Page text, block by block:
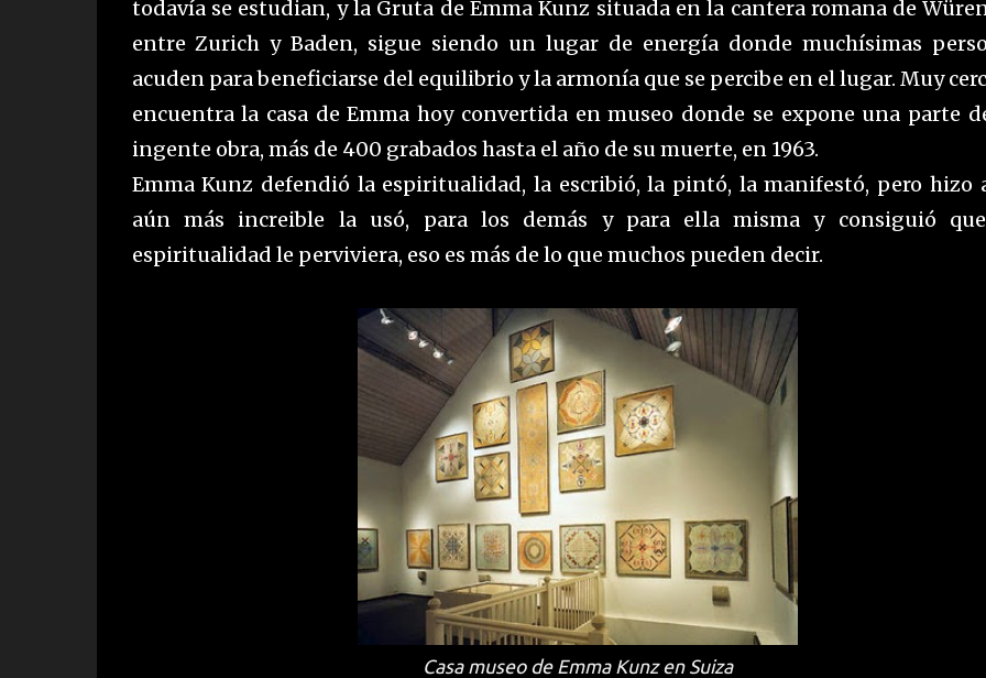
todavía se estudian, y la Gruta de Emma Kunz situada en la cantera romana de
entre Zurich y Baden, sigue siendo un lugar de energía donde muchísimas
acuden para beneficiarse del equilibrio y la armonía que se percibe en el lugar. Muy
encuentra la casa de Emma hoy convertida en museo donde se expone una parte
ingente obra, más de 400 grabados hasta el año de su muerte, en 1963.
Emma Kunz defendió la espiritualidad, la escribió, la pintó, la manifestó, pero hizo
aún más increible la usó, para los demás y para ella misma y consiguió
espiritualidad le perviviera, eso es más de lo que muchos pueden decir.
Casa museo de Emma Kunz en Suiza